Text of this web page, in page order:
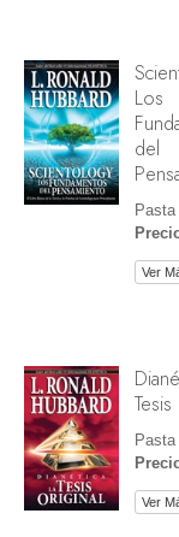
Los
del
Ver
Ver